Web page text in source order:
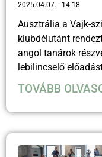
2025.04.07. 14:18
Ausztrália a Vajk-
klubdélutánt
angol tanárok
lebilincselő
TOVÁBB